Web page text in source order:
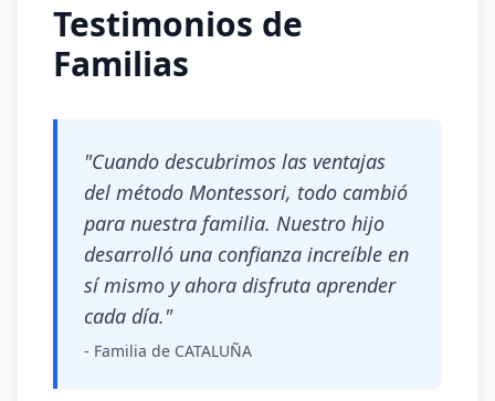
Testimonios de
Familias
"Cuando descubrimos las ventajas
del método Montessori, todo cambió
para nuestra familia. Nuestro hijo
desarrolló una confianza increíble en
sí mismo y ahora disfruta aprender
cada día."
- Familia de CATALUÑA